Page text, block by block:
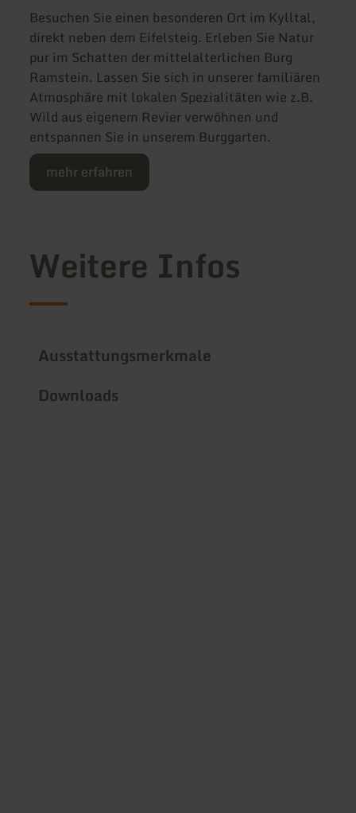
Besuchen Sie einen besonderen Ort im Kylltal,
direkt neben dem Eifelsteig. Erleben Sie Natur
pur im Schatten der mittelalterlichen Burg
Ramstein. Lassen Sie sich in unserer familiären
Atmosphäre mit lokalen Spezialitäten wie z.B.
Wild aus eigenem Revier verwöhnen und
entspannen Sie in unserem Burggarten.
mehr erfahren
Weitere Infos
Ausstattungsmerkmale
Downloads